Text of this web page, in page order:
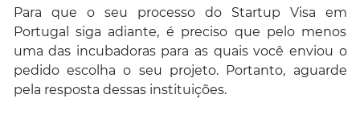
Para que o seu processo do Startup Visa em
Portugal siga adiante, é preciso que pelo menos
uma das incubadoras para as quais você enviou o
pedido escolha o seu projeto. Portanto, aguarde
pela resposta dessas instituições.